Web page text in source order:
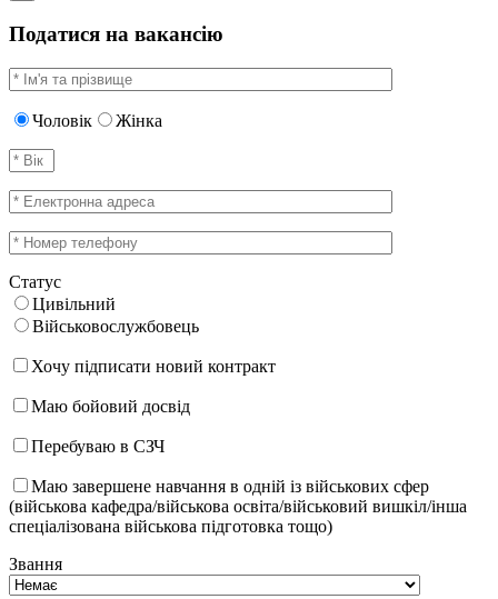
Податися на вакансію
Чоловік Жінка
Статус
Цивільний
Військовослужбовець
Хочу підписати новий контракт
Маю бойовий досвід
Перебуваю в СЗЧ
Маю завершене навчання в одній із військових сфер
(військова кафедра/військова освіта/військовий вишкіл/інша
спеціалізована військова підготовка тощо)
Звання